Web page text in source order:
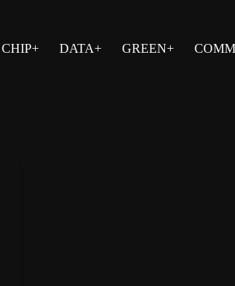
CHIP+ DATA+ GREEN+